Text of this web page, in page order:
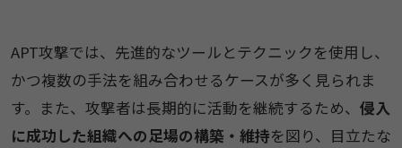
APT攻撃では、先進的なツールとテクニックを使用し、
かつ複数の手法を組み合わせるケースが多く見られま
す。また、攻撃者は長期的に活動を継続するため、 侵入
に成功した組織への足場の構築・維持を図り、目立たな